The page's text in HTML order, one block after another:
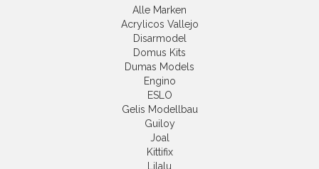
Alle Marken
Acrylicos Vallejo
Disarmodel
Domus Kits
Dumas Models
Engino
ESLO
Gelis Modellbau
Guiloy
Joal
Kittifix
Lilalu